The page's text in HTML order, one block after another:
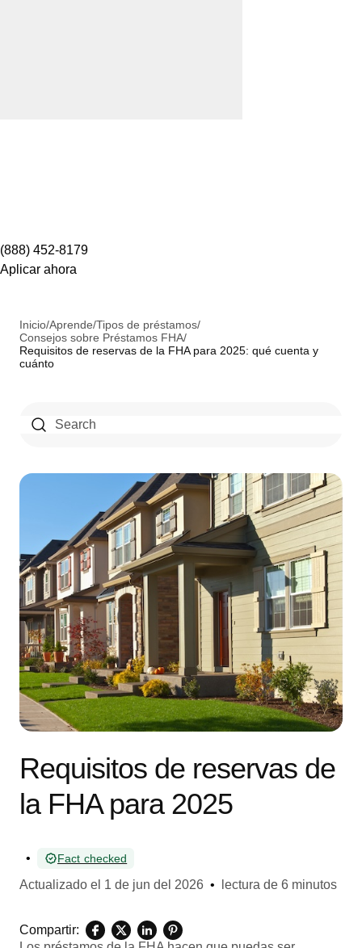
(888) 452-8179
Aplicar ahora
Inicio/Aprende/Tipos de préstamos/
Consejos sobre Préstamos FHA/
Requisitos de reservas de la FHA para 2025: qué cuenta y
cuánto
Requisitos de reservas de
la FHA para 2025
• Fact checked
Actualizado el 1 de jun del 2026 • lectura de 6 minutos
Compartir: